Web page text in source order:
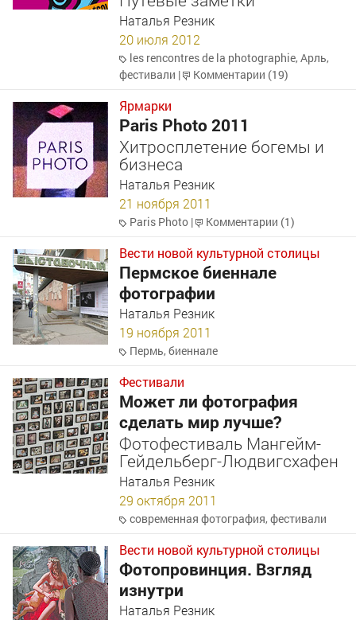
Наталья Резник
20 июля 2012
les rencontres de la photographie,Арль,
фестивали | Комментарии (19)
Ярмарки
Paris Photo 2011
Хитросплетение богемы и
бизнеса
Наталья Резник
21 ноября 2011
Paris Photo | Комментарии (1)
Вести новой культурной столицы
Пермское биеннале
фотографии
Наталья Резник
19 ноября 2011
Пермь,биеннале
Фестивали
Может ли фотография
сделать мир лучше?
Фотофестиваль Мангейм-
Гейдельберг-Людвигсхафен
Наталья Резник
29 октября 2011
современная фотография,фестивали
Вести новой культурной столицы
Фотопровинция. Взгляд
изнутри
Наталья Резник